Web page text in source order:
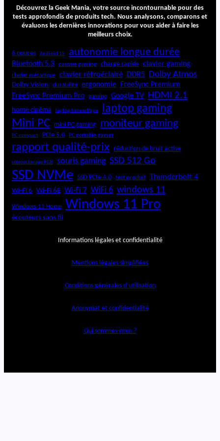
o
x
5
Découvrez la Geek Mania, votre source incontournable pour des
tests approfondis de produits tech. Nous analysons, comparons et
évaluons les dernières innovations pour vous aider à faire les
meilleurs choix.
6 pouces Android 15 autonomie longue durée
Bluetooth 5.3 casque gaming charge rapide clavier gaming
clavier mécanique clavier rétroéclairé DDR5 Dolby Atmos
Dolby Vision durabilité ergonomie
FreeSync Premium
FreeSync Premium Pro
gaming Google TV HDMI 2.1
home cinéma laptop bureautique laptop gaming
Mini PC mini PC gaming moniteur gaming
PC compact PCIe 5.0 PC portable gamer
rapport qualité-prix réduction de bruit active
rétroéclairage RGB souris gaming SSD 512 Go
SSD NVMe SSD PCIe 4.0 test produit Thunderbolt 4
Wi-Fi 6 Wi-Fi 6E Wi-Fi 7 WiFi 6 windows 11
Windows 11 Home Windows 11 Pro
écouteurs sans fil
Informations légales et confidentialité
Mentions légales simplifiées
Conditions générales d’utilisation
Anonymat et confidentialité
Qui sommes-nous ?